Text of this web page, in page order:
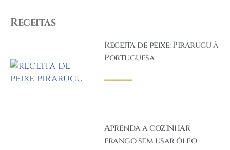
Receitas
Receita de peixe: Pirarucu à
Portuguesa
Aprenda a cozinhar
frango sem usar óleo